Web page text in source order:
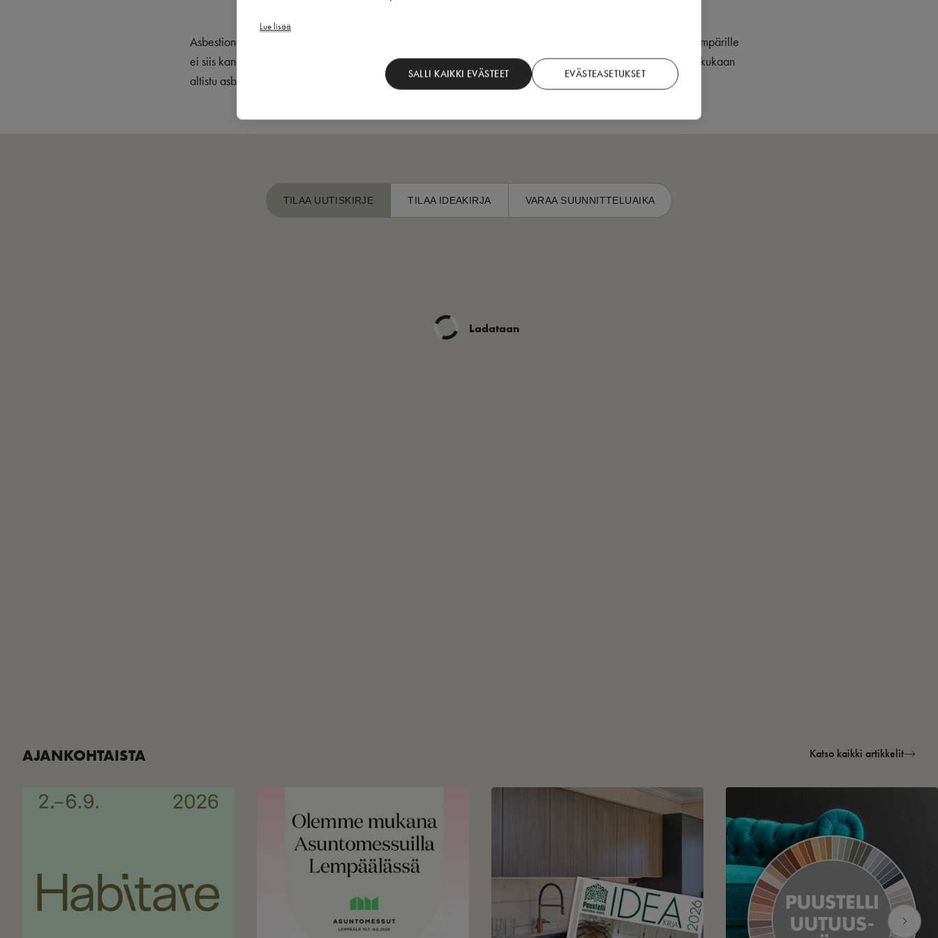
Lue lisää
SALLI KAIKKI EVÄSTEET EVÄSTEASETUKSET
Asbestiongelma koskettaa laajaa osaa suomalaisia; lähes kaikkia vanhoissa kiinteistöissä asuvia. Asbestin ympärille
ei siis kannata lietsoa turhaa hysteriaa. Kun asiaan suhtaudutaan riittävällä vakavuudella, varmistutaan ettei kukaan
altistu asbestille tahattomasti ja remontit voidaan toteuttaa turvallisesti.
TILAA UUTISKIRJE TILAA IDEAKIRJA VARAA SUUNNITTELUAIKA
Ladataan
AJANKOHTAISTA Katso kaikki artikkelit